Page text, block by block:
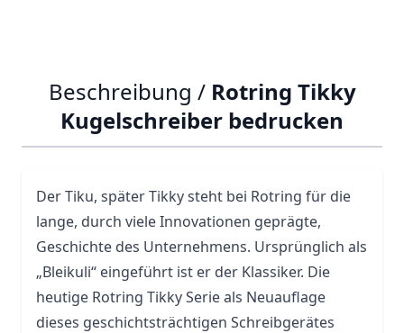
Beschreibung / Rotring Tikky
Kugelschreiber bedrucken
Der Tiku, später Tikky steht bei Rotring für die
lange, durch viele Innovationen geprägte,
Geschichte des Unternehmens. Ursprünglich als
„Bleikuli“ eingeführt ist er der Klassiker. Die
heutige Rotring Tikky Serie als Neuauflage
dieses geschichtsträchtigen Schreibgerätes